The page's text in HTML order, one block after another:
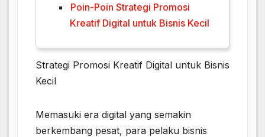
Poin-Poin Strategi Promosi
Kreatif Digital untuk Bisnis Kecil
Strategi Promosi Kreatif Digital untuk Bisnis
Kecil
Memasuki era digital yang semakin
berkembang pesat, para pelaku bisnis